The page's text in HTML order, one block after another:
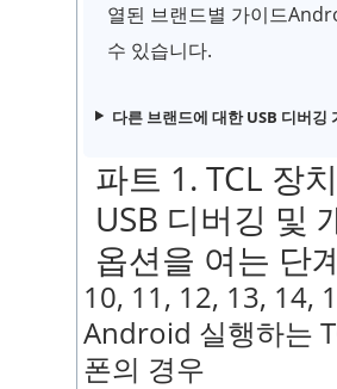
열된 브랜드별 가이드
수 있습니다.
다른 브랜드에 대한 USB 디버깅
파트 1. TCL 장
USB 디버깅 및
옵션을 여는 단
10, 11, 12, 13, 14,
Android 실행하는
폰의 경우